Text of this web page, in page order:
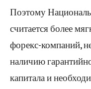
Поэтому
считается более
форекс-компаний,
наличию
капитала и